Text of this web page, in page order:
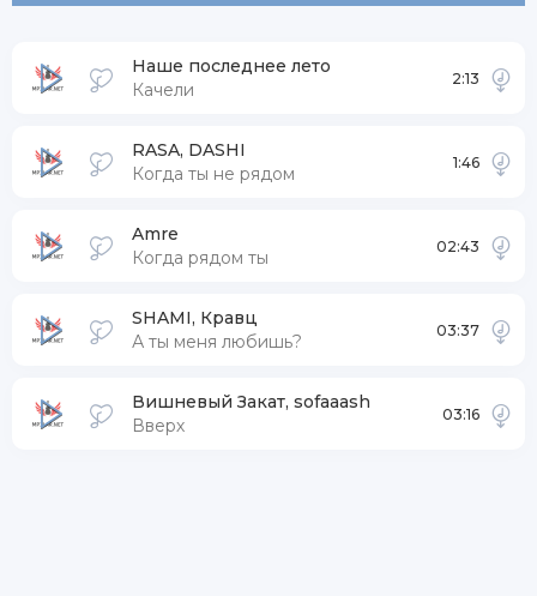
Наше последнее лето
Качели
2:13
RASA, DASHI
Когда ты не рядом
1:46
Amre
Когда рядом ты
02:43
SHAMI, Кравц
А ты меня любишь?
03:37
Вишневый Закат, sofaaash
Вверх
03:16